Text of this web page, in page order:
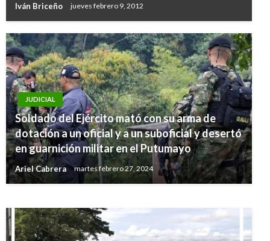
Iván Briceño jueves febrero 9, 2012
JUDICIAL
Soldado del Ejército mató con su arma de
dotación a un oficial y a un suboficial y desertó
en guarnición militar en el Putumayo
Ariel Cabrera martes febrero 27, 2024
JUDICIAL
Buenaventura: Cayó cargamento de
marihuana que iba oculto en embarcación
taiwanesa
Iván Briceño jueves enero 2, 2020